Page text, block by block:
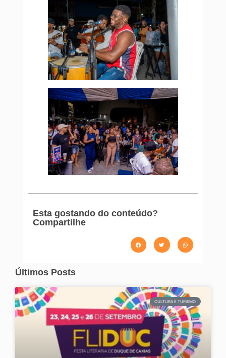
Esta gostando do conteúdo?
Compartilhe
Últimos Posts
CULTURA E TURISMO